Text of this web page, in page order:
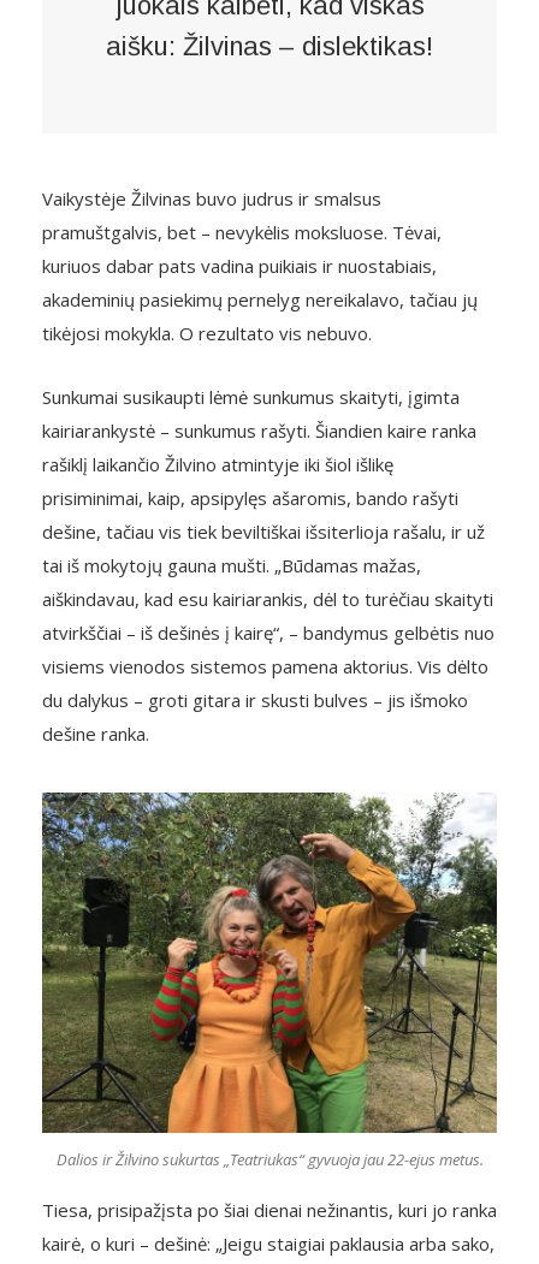
aišku: Žilvinas – dislektikas!
Vaikystėje Žilvinas buvo judrus ir smalsus
pramuštgalvis, bet – nevykėlis moksluose. Tėvai,
kuriuos dabar pats vadina puikiais ir nuostabiais,
akademinių pasiekimų pernelyg nereikalavo, tačiau jų
tikėjosi mokykla. O rezultato vis nebuvo.
Sunkumai susikaupti lėmė sunkumus skaityti, įgimta
kairiarankystė – sunkumus rašyti. Šiandien kaire ranka
rašiklį laikančio Žilvino atmintyje iki šiol išlikę
prisiminimai, kaip, apsipylęs ašaromis, bando rašyti
dešine, tačiau vis tiek beviltiškai išsiterlioja rašalu, ir už
tai iš mokytojų gauna mušti. „Būdamas mažas,
aiškindavau, kad esu kairiarankis, dėl to turėčiau skaityti
atvirkščiai – iš dešinės į kairę“, – bandymus gelbėtis nuo
visiems vienodos sistemos pamena aktorius. Vis dėlto
du dalykus – groti gitara ir skusti bulves – jis išmoko
dešine ranka.
Dalios ir Žilvino sukurtas „Teatriukas“ gyvuoja jau 22-ejus metus.
Tiesa, prisipažįsta po šiai dienai nežinantis, kuri jo ranka
kairė, o kuri – dešinė: „Jeigu staigiai paklausia arba sako,